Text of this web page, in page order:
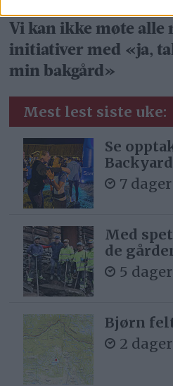
Vi kan ikke møte
initiativer med «ja,
min bakgård»
Mest lest siste uke:
Se
7
Med
de
5
Bjørn
2